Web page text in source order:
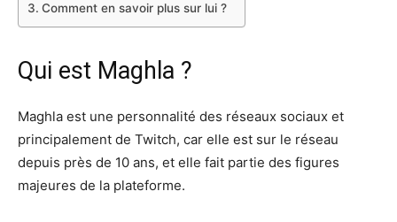
Comment en savoir plus sur lui ?
Qui est Maghla ?
Maghla est une personnalité des réseaux sociaux et
principalement de Twitch, car elle est sur le réseau
depuis près de 10 ans, et elle fait partie des figures
majeures de la plateforme.